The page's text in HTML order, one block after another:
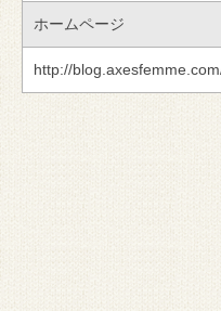
ホームページ
http://